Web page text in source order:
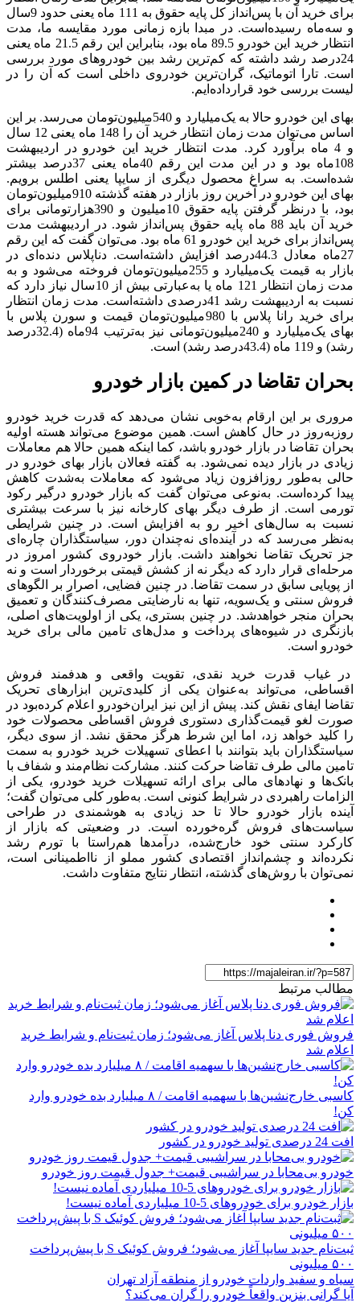
برای خرید آن با پس‌‌‌‌‌‌‌‌‌‌‌‌انداز کل پایه حقوق به 111 ماه یعنی حدود 9سال
و سه‌‌‌‌ماه رسیده‌است. در مبدا بازه زمانی مورد مقایسه ما، مدت
انتظار خرید این خودرو 89.5 ماه بود، بنابراین این رقم 21.5 ماه یعنی
24‌درصد رشد داشته‌ که کم‌ترین رشد بین خودروهای مورد بررسی
است. تارا اتوماتیک، گران‌‌‌‌‌‌‌‌‌‌‌‌ترین خودروی داخلی است که آن را در
لیست بررسی خود قرارداده‌‌‌‌‌‌‌‌‌‌‌‌ایم.
بهای این خودرو حالا به یک‌میلیارد و 540‌میلیون‌تومان می‌رسد. بر این
اساس می‌توان مدت زمان انتظار خرید آن را 148 ماه یعنی 12 سال
‌و 4 ماه برآورد کرد. مدت انتظار خرید این خودرو در اردیبهشت
108ماه بود و در این مدت این رقم 40‌ماه یعنی 37‌درصد بیشتر
شده‌است. به سراغ محصول دیگری از سایپا یعنی اطلس برویم.
بهای این خودرو در آخرین روز بازار در هفته گذشته 910‌میلیون‌تومان
بود، با درنظر گرفتن پایه حقوق 10میلیون و 390‌‌‌‌هزار‌تومانی برای
خرید آن باید 88 ماه پایه حقوق پس‌‌‌‌‌‌‌‌‌‌‌‌انداز شود. در اردیبهشت مدت
پس‌‌‌‌انداز برای خرید این خودرو 61 ماه بود. می‌توان گفت که این رقم
27ماه معادل 44.3‌درصد افزایش داشته‌است. دناپلاس دنده‌‌‌‌ای در
بازار به قیمت یک‌میلیارد و 255‌میلیون‌تومان فروخته می‌شود و به
مدت زمان انتظار 121 ماه یا به‌عبارتی بیش از 10‌سال نیاز دارد که
نسبت به اردیبهشت رشد 41‌درصدی داشته‌است. مدت زمان انتظار
برای خرید رانا پلاس با 980‌میلیون‌تومان قیمت و سورن پلاس با
بهای یک‌میلیارد و 240‌میلیون‌تومانی نیز به‌ترتیب 94ماه (32.4‌درصد
رشد) و 119 ماه (43.4‌درصد رشد) است.
بحران تقاضا در کمین بازار خودرو
مروری بر این ارقام به‌خوبی نشان می‌دهد که قدرت خرید خودرو
روزبه‌‌روز در حال کاهش است. همین موضوع می‌تواند هسته اولیه
بحران تقاضا در بازار خودرو باشد، کما اینکه همین حالا هم معاملات
زیادی در بازار دیده نمی‌شود. به گفته فعالان بازار بهای خودرو در
حالی به‌طور روزافزون زیاد می‌شود که معاملات به‌شدت کاهش
پیدا کرده‌است. به‌نوعی می‌توان گفت که بازار خودرو درگیر رکود
تورمی است. از طرف دیگر بهای کارخانه نیز با سرعت بیشتری
نسبت به سال‌های اخیر رو به افزایش است. در چنین شرایطی
به‌نظر می‌رسد که در آینده‌‌‌‌ای نه‌چندان دور، سیاستگذاران چاره‌‌‌‌ای
جز تحریک تقاضا نخواهند داشت. بازار خودروی کشور امروز در
مرحله‌‌‌‌‌‌‌‌‌‌‌‌ای قرار دارد که دیگر نه از کشش قیمتی برخوردار است و نه
از پویایی سابق در سمت تقاضا. در چنین فضایی، اصرار بر الگوهای
فروش سنتی و یک‌‌‌‌‌‌‌‌‌‌‌‌سویه، تنها به نارضایتی مصرف‌کنندگان و تعمیق
بحران منجر خواهدشد. در چنین بستری، یکی از اولویت‌‌‌‌های اصلی،
بازنگری در شیوه‌‌‌‌های پرداخت و مدل‌های تامین مالی برای خرید
خودرو است.
در غیاب قدرت خرید نقدی، تقویت واقعی و هدفمند فروش
اقساطی، می‌تواند به‌عنوان یکی از کلیدی‌‌‌‌‌‌‌‌‌‌‌‌ترین ابزارهای تحریک
تقاضا ایفای نقش کند. پیش از این نیز ایران‌خودرو اعلام کرده‌بود در
صورت لغو قیمت‌گذاری دستوری فروش اقساطی محصولات خود
را کلید خواهد زد، اما این شرط هرگز محقق نشد. از سوی دیگر،
سیاستگذاران باید بتوانند با اعطای تسهیلات خرید خودرو به سمت
تامین مالی طرف تقاضا حرکت کنند. مشارکت نظام‌‌‌‌‌‌‌‌‌‌‌‌مند و شفاف با
بانک‌ها و نهادهای مالی برای ارائه تسهیلات خرید خودرو، یکی از
الزامات راهبردی در شرایط کنونی است. به‌طور کلی می‌توان گفت؛
آینده بازار خودرو حالا تا حد زیادی به هوشمندی در طراحی
سیاست‌های فروش گره‌خورده است. در وضعیتی که بازار از
کارکرد سنتی خود خارج‌شده، درآمدها هم‌راستا با تورم رشد
نکرده‌اند و چشم‌‌‌‌‌‌‌‌‌‌‌‌انداز اقتصادی کشور مملو از نااطمینانی است،
نمی‌توان با روش‌های گذشته، انتظار نتایج متفاوت داشت.
مطالب مرتبط
فروش فوری دنا پلاس آغاز می‌شود؛ زمان ثبت‌نام و شرایط خرید
اعلام شد
کاسبی خارج‌نشین‌ها با سهمیه اقامت / ۸ میلیارد بده خودرو وارد
کن!
افت 24 درصدی تولید خودرو در کشور
خودرو بی‌محابا در سراشیبی قیمت+ جدول قیمت روز خودرو
بازار خودرو برای خودروهای 5-10 میلیاردی آماده نیست!
ثبت‌نام جدید سایپا آغاز می‌شود؛ فروش کوئیک S با پیش‌پرداخت
۵۰۰ میلیونی
سیاه و سفید واردات خودرو از منطقه آزاد تهران
آیا گرانی بنزین واقعاً خودرو را گران می‌کند؟